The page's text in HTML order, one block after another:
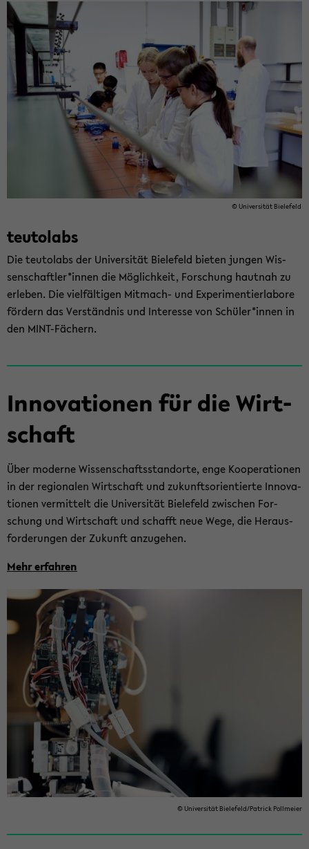
© Uni­ver­si­tät Bie­le­feld
teu­tol­abs
Die teu­tol­abs der Uni­ver­si­tät Bie­le­feld bie­ten jun­gen Wis­
sen­schaft­ler*innen die Mög­lich­keit, For­schung haut­nah zu
er­le­ben. Die viel­fäl­ti­gen Mitmach-​ und Ex­pe­ri­men­tier­la­bo­re
för­dern das Ver­ständ­nis und In­ter­es­se von Schü­ler*innen in
den MINT-​Fächern.
In­no­va­tio­nen für die Wirt­
schaft
Über mo­der­ne Wis­sen­schafts­stand­or­te, enge Ko­ope­ra­tio­nen
in der re­gio­na­len Wirt­schaft und zu­kunfts­ori­en­tier­te In­no­va­
tio­nen ver­mit­telt die Uni­ver­si­tät Bie­le­feld zwi­schen For­
schung und Wirt­schaft und schafft neue Wege, die Her­aus­
for­de­run­gen der Zu­kunft an­zu­ge­hen.
Mehr er­fah­ren
© Uni­ver­si­tät Bie­le­feld/Pa­trick Poll­mei­er